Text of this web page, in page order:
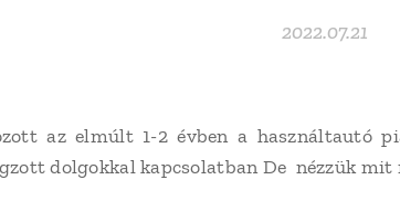
2022.07.21
az elmúlt 1-2 évben a használtautó
dolgokkal kapcsolatban De nézzük